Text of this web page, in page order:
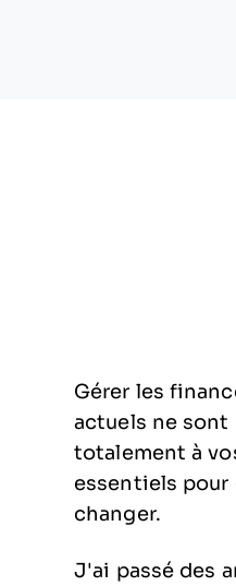
Gérer les
actuels ne sont
totalement à
essentiels
changer.
J'ai passé des